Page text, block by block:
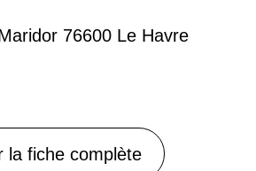
76600 Le Havre
la fiche complète